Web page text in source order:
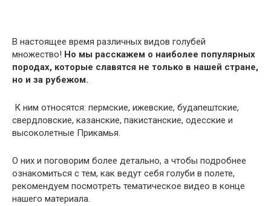
В настоящее время различных видов голубей
множество! Но мы расскажем о наиболее популярных
породах, которые славятся не только в нашей стране,
но и за рубежом.
К ним относятся: пермские, ижевские, будапештские,
свердловские, казанские, пакистанские, одесские и
высоколетные Прикамья.
О них и поговорим более детально, а чтобы подробнее
ознакомиться с тем, как ведут себя голуби в полете,
рекомендуем посмотреть тематическое видео в конце
нашего материала.